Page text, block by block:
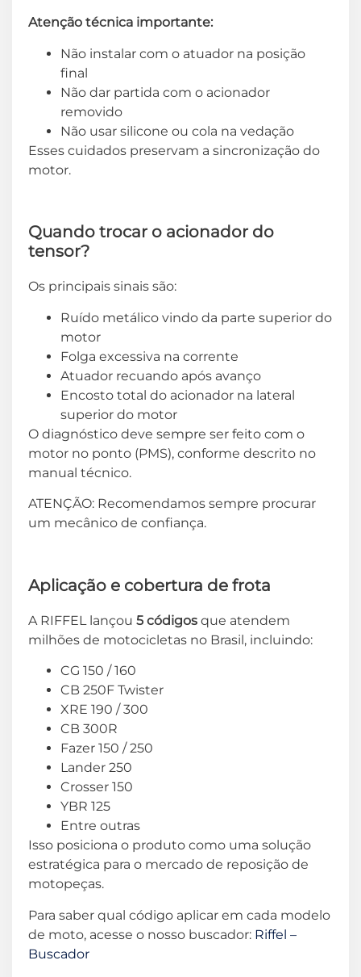
Atenção técnica importante:
Não instalar com o atuador na posição
final
Não dar partida com o acionador
removido
Não usar silicone ou cola na vedação
Esses cuidados preservam a sincronização do
motor.
Quando trocar o acionador do
tensor?
Os principais sinais são:
Ruído metálico vindo da parte superior do
motor
Folga excessiva na corrente
Atuador recuando após avanço
Encosto total do acionador na lateral
superior do motor
O diagnóstico deve sempre ser feito com o
motor no ponto (PMS), conforme descrito no
manual técnico.
ATENÇÃO: Recomendamos sempre procurar
um mecânico de confiança.
Aplicação e cobertura de frota
A RIFFEL lançou 5 códigos que atendem
milhões de motocicletas no Brasil, incluindo:
CG 150 / 160
CB 250F Twister
XRE 190 / 300
CB 300R
Fazer 150 / 250
Lander 250
Crosser 150
YBR 125
Entre outras
Isso posiciona o produto como uma solução
estratégica para o mercado de reposição de
motopeças.
Para saber qual código aplicar em cada modelo
de moto, acesse o nosso buscador: Riffel –
Buscador